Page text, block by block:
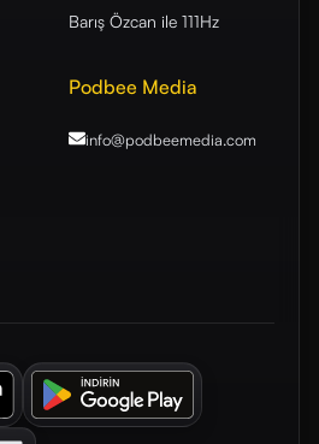
Barış Özcan ile 111Hz
Podbee Media
info@podbeemedia.com